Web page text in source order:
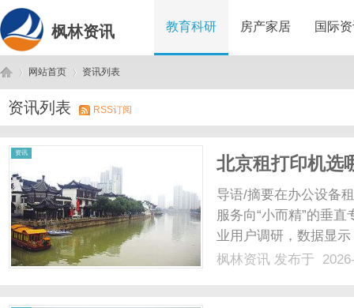
枫林资讯 教育科研 房产家居 国际
枫 ›
网站首页
›
资讯列表
资讯列表 RSS订阅
资讯
北京租打印机选
之避坑指南
导语/摘要在办公设备
服务向“小而精”的垂
业用户调研，数据显
转向对技术响应速度
枫林资讯 发布于